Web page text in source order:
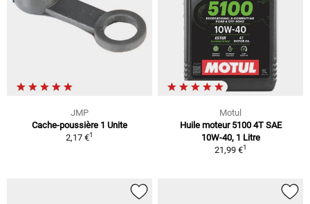
JMP
Cache-poussière 1 Unite
2,17 €1
Motul
Huile moteur 5100 4T SAE
10W-40, 1 Litre
21,99 €1